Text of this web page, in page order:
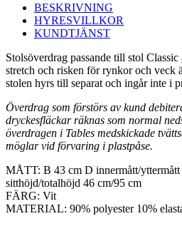
BESKRIVNING
HYRESVILLKOR
KUNDTJÄNST
Stolsöverdrag passande till stol Classic
stretch och risken för rynkor och veck
stolen hyrs till separat och ingår inte i
Överdrag som förstörs av kund
dryckesfläckar räknas som normal
överdragen i Tables medskickade
möglar vid förvaring i plastpåse.
MÅTT: B 43 cm D innermått/
sitthöjd/totalhöjd 46 cm/95 cm
FÄRG: Vit
MATERIAL: 90% polyester 10%